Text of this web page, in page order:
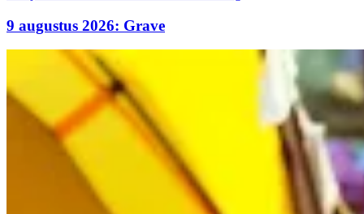
9 augustus 2026: Grave